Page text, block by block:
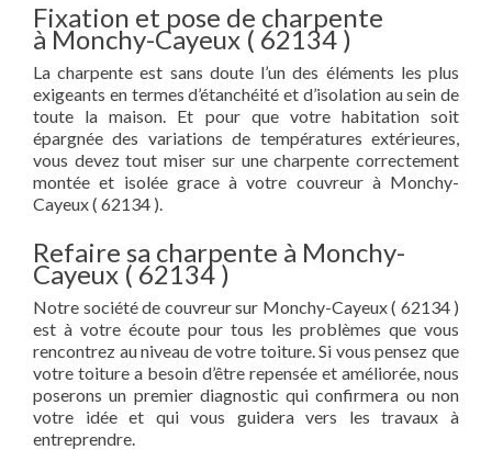
Fixation et pose de charpente
à Monchy-Cayeux ( 62134 )
La charpente est sans doute l’un des éléments les plus
exigeants en termes d’étanchéité et d’isolation au sein de
toute la maison. Et pour que votre habitation soit
épargnée des variations de températures extérieures,
vous devez tout miser sur une charpente correctement
montée et isolée grace à votre couvreur à Monchy-
Cayeux ( 62134 ).
Refaire sa charpente à Monchy-
Cayeux ( 62134 )
Notre société de couvreur sur Monchy-Cayeux ( 62134 )
est à votre écoute pour tous les problèmes que vous
rencontrez au niveau de votre toiture. Si vous pensez que
votre toiture a besoin d’être repensée et améliorée, nous
poserons un premier diagnostic qui confirmera ou non
votre idée et qui vous guidera vers les travaux à
entreprendre.